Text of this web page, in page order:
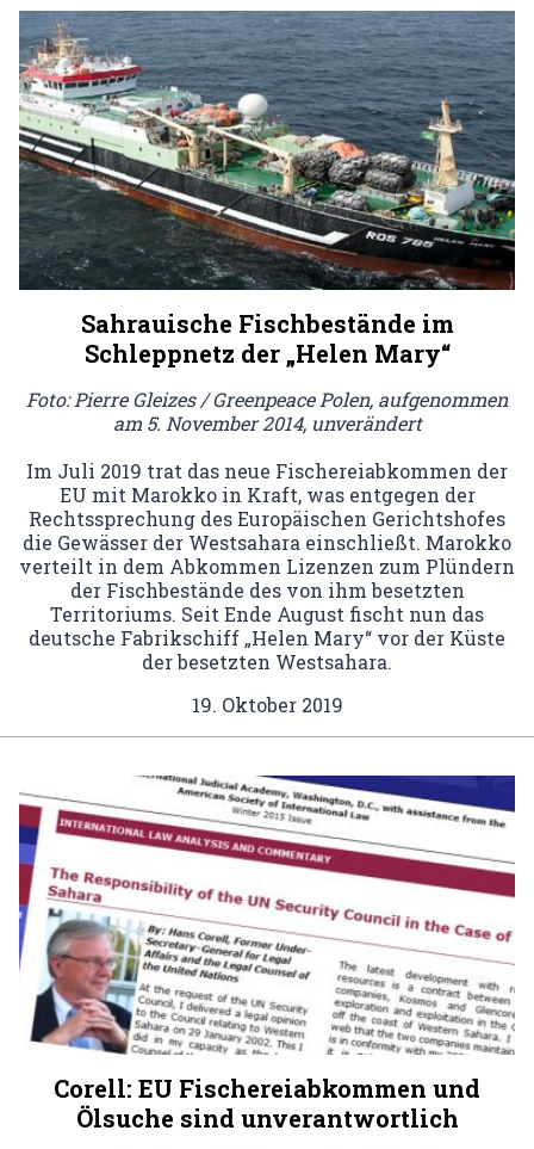
Sahrauische Fischbestände im
Schleppnetz der „Helen Mary“
Foto: Pierre Gleizes / Greenpeace Polen, aufgenommen
am 5. November 2014, unverändert
Im Juli 2019 trat das neue Fischereiabkommen der
EU mit Marokko in Kraft, was entgegen der
Rechtssprechung des Europäischen Gerichtshofes
die Gewässer der Westsahara einschließt. Marokko
verteilt in dem Abkommen Lizenzen zum Plündern
der Fischbestände des von ihm besetzten
Territoriums. Seit Ende August fischt nun das
deutsche Fabrikschiff „Helen Mary“ vor der Küste
der besetzten Westsahara.
19. Oktober 2019
Corell: EU Fischereiabkommen und
Ölsuche sind unverantwortlich